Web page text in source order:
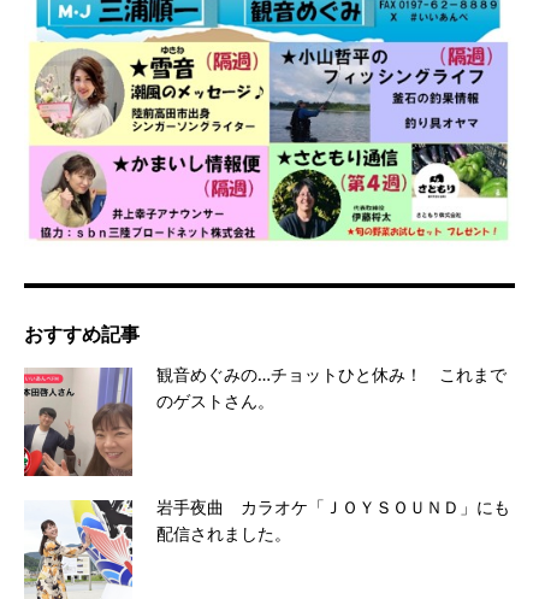
おすすめ記事
観音めぐみの…チョットひと休み！ これまで
のゲストさん。
岩手夜曲 カラオケ「ＪＯＹＳＯＵＮＤ」にも
配信されました。